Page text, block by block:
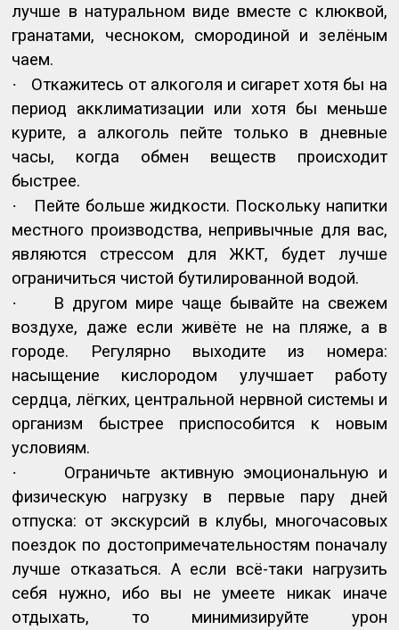
лучше в натуральном виде вместе с клюквой,
гранатами, чесноком, смородиной и зелёным
чаем.
·
Откажитесь от алкоголя и сигарет хотя бы на
период акклиматизации или хотя бы меньше
курите, а алкоголь пейте только в дневные
часы, когда обмен веществ происходит
быстрее.
·
Пейте больше жидкости. Поскольку напитки
местного производства, непривычные для вас,
являются стрессом для ЖКТ, будет лучше
ограничиться чистой бутилированной водой.
·
В другом мире чаще бывайте на свежем
воздухе, даже если живёте не на пляже, а в
городе. Регулярно выходите из номера:
насыщение кислородом улучшает работу
сердца, лёгких, центральной нервной системы и
организм быстрее приспособится к новым
условиям.
·
Ограничьте активную эмоциональную и
физическую нагрузку в первые пару дней
отпуска: от экскурсий в клубы, многочасовых
поездок по достопримечательностям поначалу
лучше отказаться. А если всё-таки нагрузить
себя нужно, ибо вы не умеете никак иначе
отдыхать, то минимизируйте урон